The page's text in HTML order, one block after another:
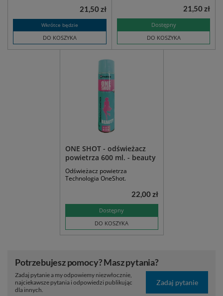
Wkrótce będzie
DO KOSZYKA
21,50 zł
Dostępny
DO KOSZYKA
21,50 zł
ONE SHOT - odświeżacz
powietrza 600 ml. - beauty
Odświeżacz powietrza
Technologia OneShot.
Dostępny
DO KOSZYKA
22,00 zł
Potrzebujesz pomocy? Masz pytania?
Zadaj pytanie a my odpowiemy niezwłocznie,
najciekawsze pytania i odpowiedzi publikując
dla innych.
Zadaj pytanie